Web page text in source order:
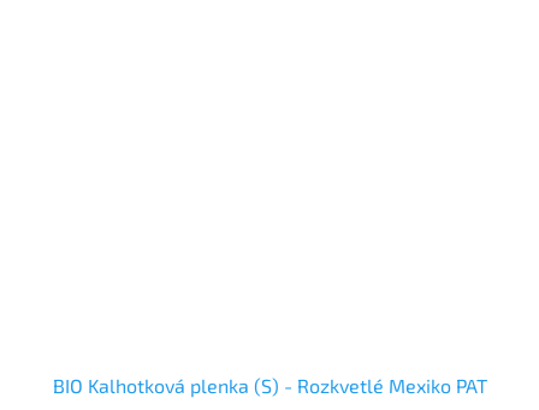
BIO Kalhotková plenka (S) - Rozkvetlé Mexiko PAT